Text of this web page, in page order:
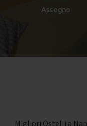
Assegno
Migliori Ostelli a